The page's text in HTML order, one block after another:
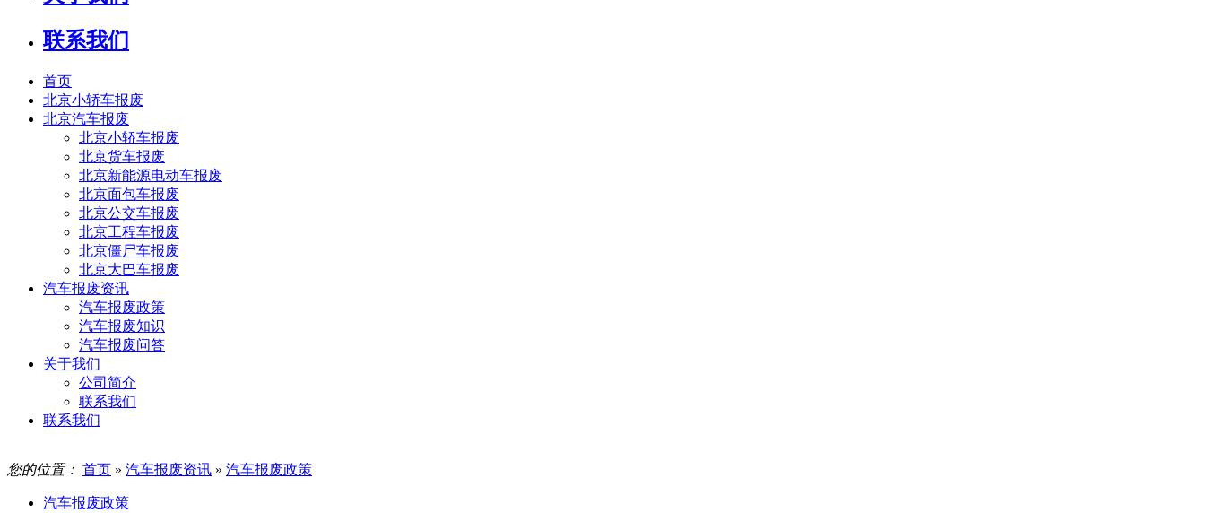
联系我们
首页
北京小轿车报废
北京汽车报废
北京小轿车报废
北京货车报废
北京新能源电动车报废
北京面包车报废
北京公交车报废
北京工程车报废
北京僵尸车报废
北京大巴车报废
汽车报废资讯
汽车报废政策
汽车报废知识
汽车报废问答
关于我们
公司简介
联系我们
联系我们
您的位置： 首页 » 汽车报废资讯 » 汽车报废政策
汽车报废政策